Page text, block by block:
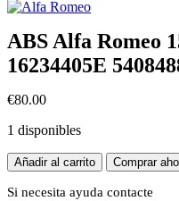
ABS Alfa Romeo
16234405E
€80.00
1 disponibles
ABS
Alfa
Romeo
Añadir al carrito Comprar
Si necesita ayuda contacte